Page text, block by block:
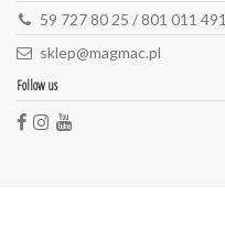
59 727 80 25 / 801 011 491
sklep@magmac.pl
Follow us